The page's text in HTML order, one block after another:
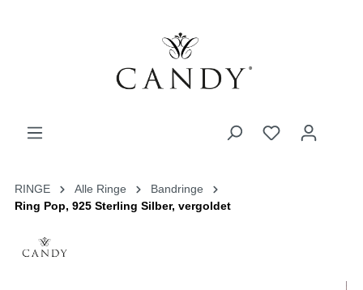
RINGE Alle Ringe
Bandringe
Ring Pop, 925 Sterling Silber, vergoldet